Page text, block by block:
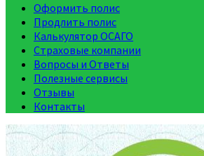
Оформить полис
Продлить полис
Калькулятор ОСАГО
Страховые компании
Вопросы и Ответы
Полезные сервисы
Отзывы
Контакты